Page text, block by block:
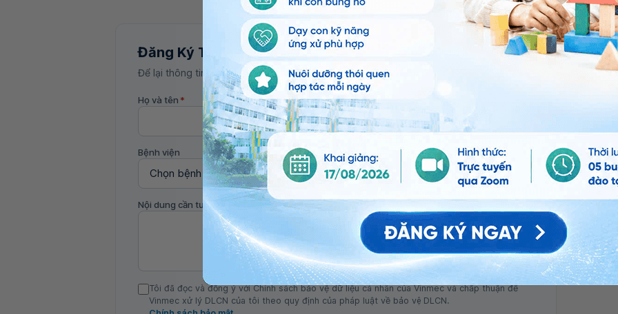
Đăng Ký Tư Vấn
Để lại thông tin, bác sĩ Vinmec sẽ liên hệ tư vấn trong 24 giờ.
Họ và tên * Số điện thoại
Bệnh viện
Nội dung cần tư vấn
Tôi đã đọc và đồng ý với Chính sách bảo vệ dữ liệu cá nhân của Vinmec và chấp thuận để
Vinmec xử lý DLCN của tôi theo quy định của pháp luật về bảo vệ DLCN.